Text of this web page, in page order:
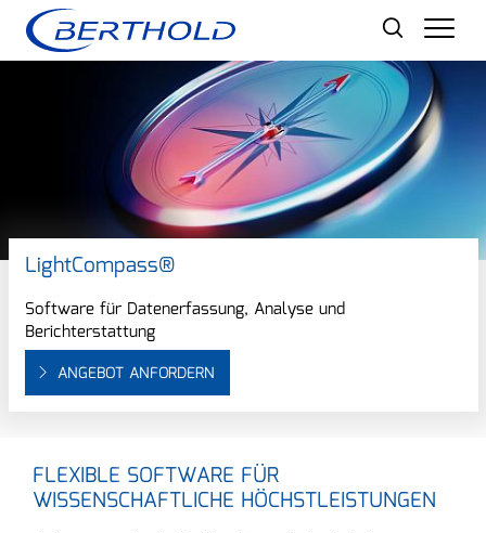
LightCompass®
Software für Datenerfassung, Analyse und
Berichterstattung
ANGEBOT ANFORDERN
FLEXIBLE SOFTWARE FÜR
WISSENSCHAFTLICHE HÖCHSTLEISTUNGEN